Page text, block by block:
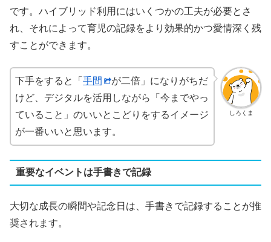
です。ハイブリッド利用にはいくつかの工夫が必要とさ
れ、それによって育児の記録をより効果的かつ愛情深く残
すことができます。
しろくま
下手をすると「 手間
が二倍」になりがちだ
けど、デジタルを活用しながら「今までやっ
ていること」のいいとこどりをするイメージ
が一番いいと思います。
重要なイベントは手書きで記録
大切な成長の瞬間や記念日は、手書きで記録することが推
奨されます。